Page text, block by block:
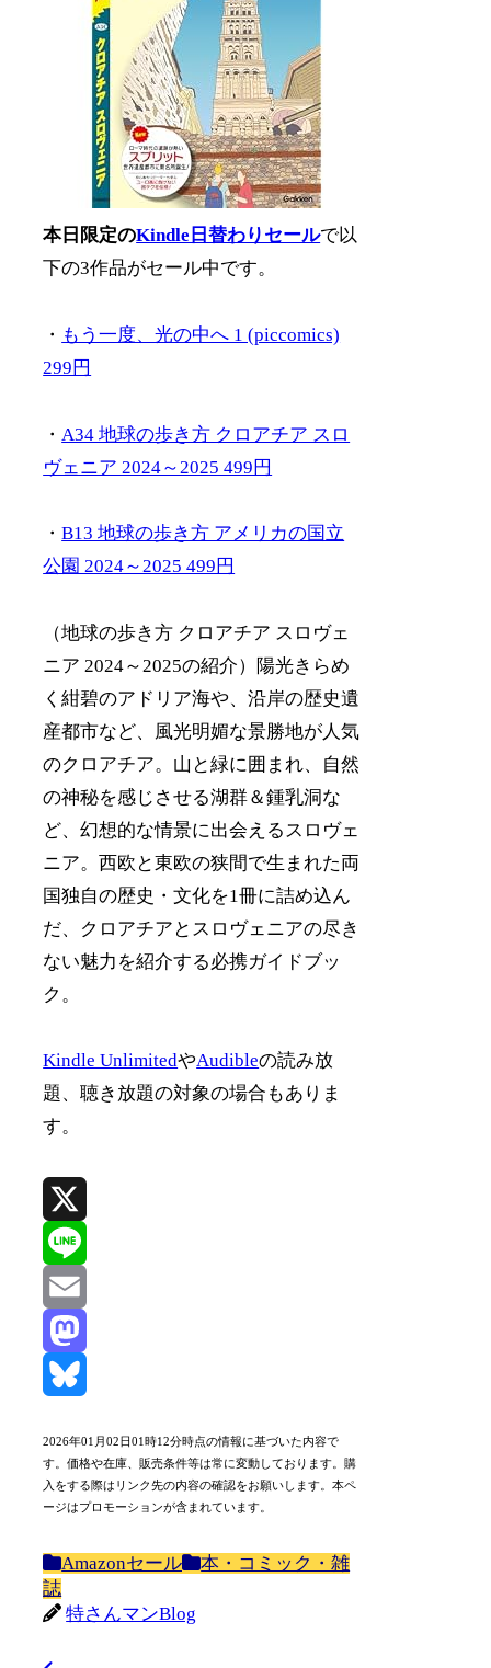
本日限定のKindle日替わりセールで以
下の3作品がセール中です。
・ もう一度、光の中へ 1 (piccomics)
299円
・ A34 地球の歩き方 クロアチア スロ
ヴェニア 2024～2025 499円
・B13 地球の歩き方 アメリカの国立
公園 2024～2025 499円
（地球の歩き方 クロアチア スロヴェ
ニア 2024～2025の紹介）陽光きらめ
く紺碧のアドリア海や、沿岸の歴史遺
産都市など、風光明媚な景勝地が人気
のクロアチア。山と緑に囲まれ、自然
の神秘を感じさせる湖群＆鍾乳洞な
ど、幻想的な情景に出会えるスロヴェ
ニア。西欧と東欧の狭間で生まれた両
国独自の歴史・文化を1冊に詰め込ん
だ、クロアチアとスロヴェニアの尽き
ない魅力を紹介する必携ガイドブッ
ク。
Kindle UnlimitedやAudibleの読み放
題、聴き放題の対象の場合もありま
す。
X
Line
Email
Mastodon
2026年01月02日01時12分時点の情報に基づいた内容で
す。価格や在庫、販売条件等は常に変動しております。購
入をする際はリンク先の内容の確認をお願いします。本ペ
ージはプロモーションが含まれています。
Amazonセール
本・コミック・雑
誌
特さんマンBlog